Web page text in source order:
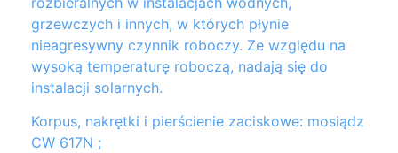
grzewczych i innych, w których płynie
nieagresywny czynnik roboczy. Ze względu na
wysoką temperaturę roboczą, nadają się do
instalacji solarnych.
Korpus, nakrętki i pierścienie zaciskowe: mosiądz
CW 617N ;